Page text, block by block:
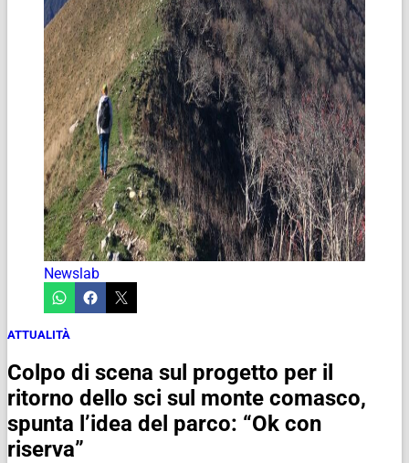
Newslab
ATTUALITÀ
Colpo di scena sul progetto per il
ritorno dello sci sul monte comasco,
spunta l’idea del parco: “Ok con
riserva”